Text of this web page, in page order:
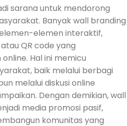
sarana untuk mendorong
Banyak wall branding
elemen interaktif,
QR code yang
Hal ini memicu
baik melalui berbagi
melalui diskusi online
Dengan demikian, wall
media promosi pasif,
komunitas yang